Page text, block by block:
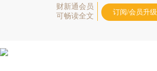
财新通会员
可畅读全文
订阅/会员升级